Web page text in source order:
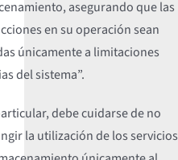
asegurando que las
en su operación sean
únicamente a limitaciones
del sistema”.
debe cuidarse de no
la utilización de los servicios